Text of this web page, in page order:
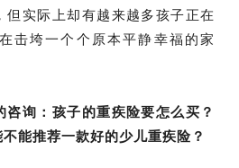
但实际上却有越来越多孩子正在
击垮一个个原本平静幸福的家
询： 孩子的重疾险要怎么买？
不能推荐一款好的少儿重疾险？